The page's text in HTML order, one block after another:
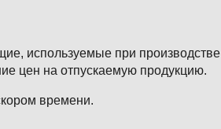
используемые при производстве
цен на отпускаемую продукцию.
времени.